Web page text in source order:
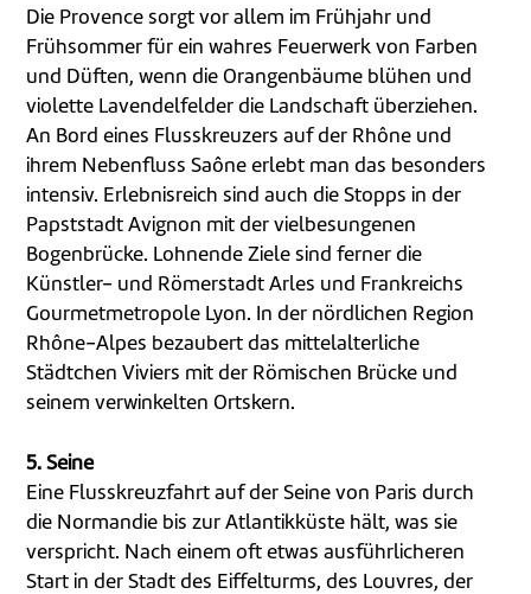
Die Provence sorgt vor allem im Frühjahr und
Frühsommer für ein wahres Feuerwerk von Farben
und Düften, wenn die Orangenbäume blühen und
violette Lavendelfelder die Landschaft überziehen.
An Bord eines Flusskreuzers auf der Rhône und
ihrem Nebenfluss Saône erlebt man das besonders
intensiv. Erlebnisreich sind auch die Stopps in der
Papststadt Avignon mit der vielbesungenen
Bogenbrücke. Lohnende Ziele sind ferner die
Künstler- und Römerstadt Arles und Frankreichs
Gourmetmetropole Lyon. In der nördlichen Region
Rhône-Alpes bezaubert das mittelalterliche
Städtchen Viviers mit der Römischen Brücke und
seinem verwinkelten Ortskern.
5. Seine
Eine Flusskreuzfahrt auf der Seine von Paris durch
die Normandie bis zur Atlantikküste hält, was sie
verspricht. Nach einem oft etwas ausführlicheren
Start in der Stadt des Eiffelturms, des Louvres, der